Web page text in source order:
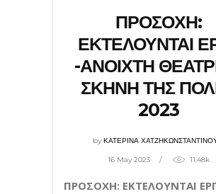
ΠΡΟΣΟΧΗ:
ΕΚΤΕΛΟΥΝΤΑΙ
-ΑΝΟΙΧΤΗ
ΣΚΗΝΗ ΤΗΣ
2023
byΚΑΤΕΡΙΝΑ
16 May 2023 11.48k
ΠΡΟΣΟΧΗ: ΕΚΤΕΛΟΥΝΤΑΙ